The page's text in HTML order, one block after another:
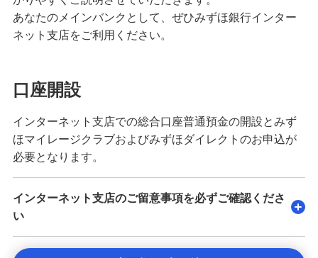
あなたのメインバンクとして、ぜひみずほ銀行インター
ネット支店をご利用ください。
口座開設
インターネット支店での総合口座普通預金の開設とみず
ほマイレージクラブおよびみずほダイレクトのお申込が
必要となります。
インターネット支店のご留意事項を必ずご確認くださ
い